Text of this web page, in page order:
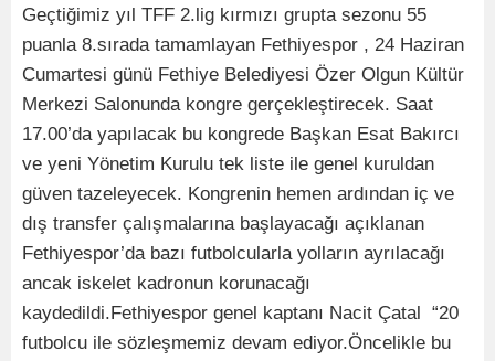
Geçtiğimiz yıl TFF 2.lig kırmızı grupta sezonu 55
puanla 8.sırada tamamlayan Fethiyespor , 24 Haziran
Cumartesi günü Fethiye Belediyesi Özer Olgun Kültür
Merkezi Salonunda kongre gerçekleştirecek. Saat
17.00’da yapılacak bu kongrede Başkan Esat Bakırcı
ve yeni Yönetim Kurulu tek liste ile genel kuruldan
güven tazeleyecek. Kongrenin hemen ardından iç ve
dış transfer çalışmalarına başlayacağı açıklanan
Fethiyespor’da bazı futbolcularla yolların ayrılacağı
ancak iskelet kadronun korunacağı
kaydedildi.Fethiyespor genel kaptanı Nacit Çatal “20
futbolcu ile sözleşmemiz devam ediyor.Öncelikle bu